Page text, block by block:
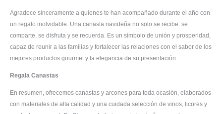
Agradece sinceramente a quienes te han acompañado durante el año con
un regalo inolvidable. Una canasta navideña no solo se recibe: se
comparte, se disfruta y se recuerda. Es un símbolo de unión y prosperidad,
capaz de reunir a las familias y fortalecer las relaciones con el sabor de los
mejores productos gourmet y la elegancia de su presentación.
Regala Canastas
En resumen, ofrecemos canastas y arcones para toda ocasión, elaborados
con materiales de alta calidad y una cuidada selección de vinos, licores y